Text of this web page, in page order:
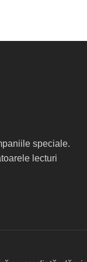
speciale.
lecturi